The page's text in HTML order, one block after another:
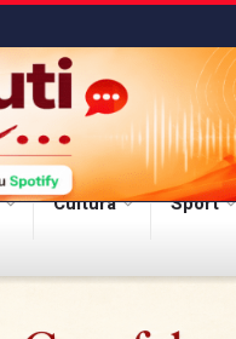
Cultura Sport